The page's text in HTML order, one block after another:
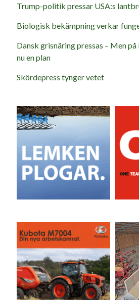
Trump-politik pressar USA:s
Biologisk bekämpning verkar
Dansk grisnäring pressas – Men
nu en plan
Skördepress tynger vetet